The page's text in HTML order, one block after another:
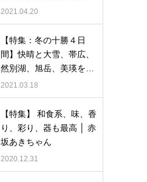
2021.04.20
【特集：冬の十勝４日
間】快晴と大雪、帯広、
然別湖、旭岳、美瑛を…
2021.03.18
【特集】 和食系、味、香
り、彩り、器も最高 │ 赤
坂あきちゃん
2020.12.31